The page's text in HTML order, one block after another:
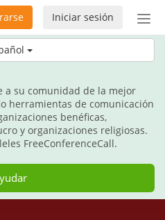
de
Iniciar sesión
a su comunidad de la mejor
herramientas de comunicación
benéficas,
y organizaciones religiosas.
FreeConferenceCall.